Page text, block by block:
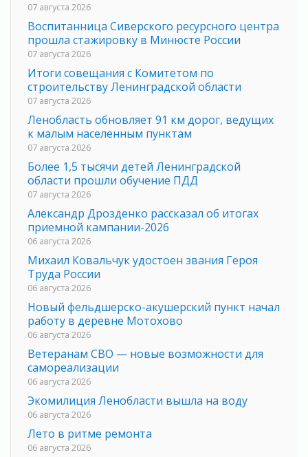
07 августа 2026
Воспитанница Сиверского ресурсного центра
прошла стажировку в Минюсте России
07 августа 2026
Итоги совещания с Комитетом по
строительству Ленинградской области
07 августа 2026
Ленобласть обновляет 91 км дорог, ведущих
к малым населенным пунктам
07 августа 2026
Более 1,5 тысячи детей Ленинградской
области прошли обучение ПДД
07 августа 2026
Александр Дрозденко рассказал об итогах
приемной кампании-2026
06 августа 2026
Михаил Ковальчук удостоен звания Героя
Труда России
06 августа 2026
Новый фельдшерско-акушерский пункт начал
работу в деревне Мотохово
06 августа 2026
Ветеранам СВО — новые возможности для
самореализации
06 августа 2026
Экомилиция Ленобласти вышла на воду
06 августа 2026
Лето в ритме ремонта
06 августа 2026